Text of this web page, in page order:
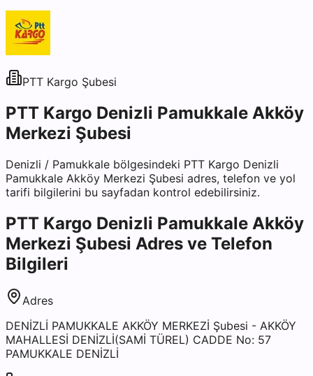
PTT Kargo Şubesi
PTT Kargo Denizli Pamukkale Akköy
Merkezi Şubesi
Denizli / Pamukkale bölgesindeki PTT Kargo Denizli
Pamukkale Akköy Merkezi Şubesi adres, telefon ve yol
tarifi bilgilerini bu sayfadan kontrol edebilirsiniz.
PTT Kargo Denizli Pamukkale Akköy
Merkezi Şubesi Adres ve Telefon
Bilgileri
Adres
DENİZLİ PAMUKKALE AKKÖY MERKEZİ Şubesi - AKKÖY
MAHALLESİ DENİZLİ(SAMİ TÜREL) CADDE No: 57
PAMUKKALE DENİZLİ